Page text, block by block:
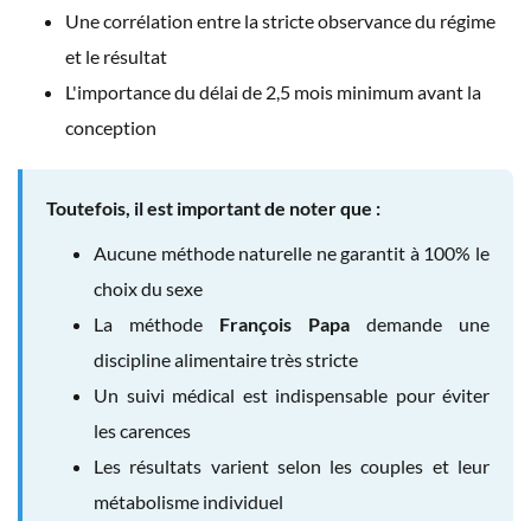
Une corrélation entre la stricte observance du régime
et le résultat
L'importance du délai de 2,5 mois minimum avant la
conception
Toutefois, il est important de noter que :
Aucune méthode naturelle ne garantit à 100% le
choix du sexe
La méthode François Papa demande une
discipline alimentaire très stricte
Un suivi médical est indispensable pour éviter
les carences
Les résultats varient selon les couples et leur
métabolisme individuel